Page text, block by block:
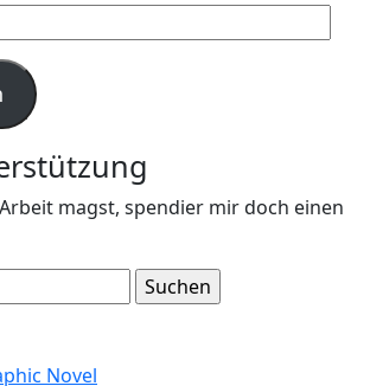
magst, spendier mir doch einen
Novel